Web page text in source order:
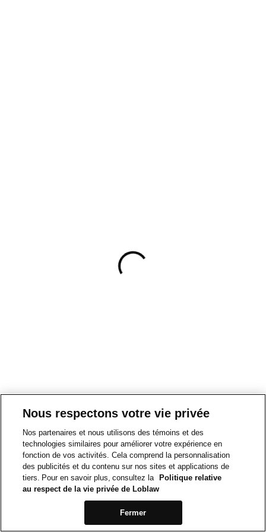
Nous respectons votre vie privée
Nos partenaires et nous utilisons des témoins et des
technologies similaires pour améliorer votre expérience en
fonction de vos activités. Cela comprend la personnalisation
des publicités et du contenu sur nos sites et applications de
tiers. Pour en savoir plus, consultez la
Politique relative
au respect de la vie privée de Loblaw
Fermer